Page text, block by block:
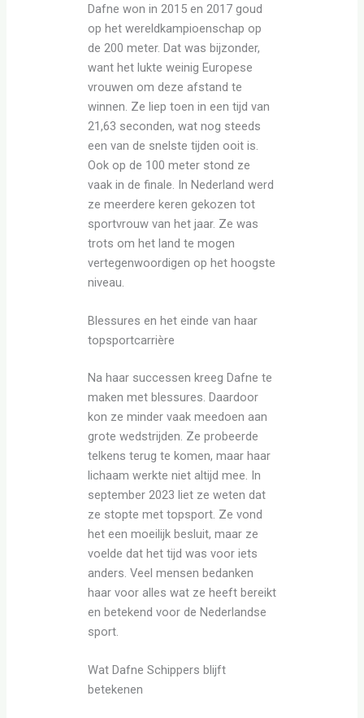
Dafne won in 2015 en 2017 goud
op het wereldkampioenschap op
de 200 meter. Dat was bijzonder,
want het lukte weinig Europese
vrouwen om deze afstand te
winnen. Ze liep toen in een tijd van
21,63 seconden, wat nog steeds
een van de snelste tijden ooit is.
Ook op de 100 meter stond ze
vaak in de finale. In Nederland werd
ze meerdere keren gekozen tot
sportvrouw van het jaar. Ze was
trots om het land te mogen
vertegenwoordigen op het hoogste
niveau.
Blessures en het einde van haar
topsportcarrière
Na haar successen kreeg Dafne te
maken met blessures. Daardoor
kon ze minder vaak meedoen aan
grote wedstrijden. Ze probeerde
telkens terug te komen, maar haar
lichaam werkte niet altijd mee. In
september 2023 liet ze weten dat
ze stopte met topsport. Ze vond
het een moeilijk besluit, maar ze
voelde dat het tijd was voor iets
anders. Veel mensen bedanken
haar voor alles wat ze heeft bereikt
en betekend voor de Nederlandse
sport.
Wat Dafne Schippers blijft
betekenen